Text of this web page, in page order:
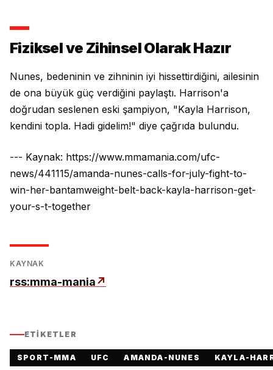
Fiziksel ve Zihinsel Olarak Hazır
Nunes, bedeninin ve zihninin iyi hissettirdiğini, ailesinin
de ona büyük güç verdiğini paylaştı. Harrison'a
doğrudan seslenen eski şampiyon, "Kayla Harrison,
kendini topla. Hadi gidelim!" diye çağrıda bulundu.
--- Kaynak: https://www.mmamania.com/ufc-
news/441115/amanda-nunes-calls-for-july-fight-to-
win-her-bantamweight-belt-back-kayla-harrison-get-
your-s-t-together
KAYNAK
rss:mma-mania↗
ETIKETLER
SPORT-MMA UFC AMANDA-NUNES KAYLA-